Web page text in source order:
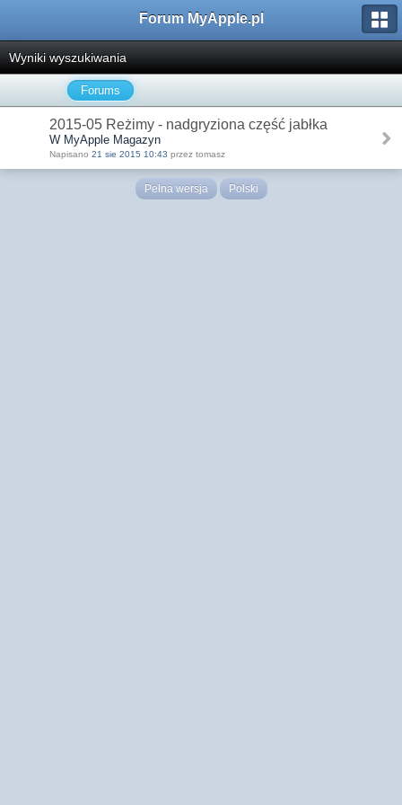
Forum MyApple.pl
Wyniki wyszukiwania
Forums
2015-05 Reżimy - nadgryziona część jabłka
W MyApple Magazyn
Napisano 21 sie 2015 10:43 przez tomasz
Pełna wersja Polski